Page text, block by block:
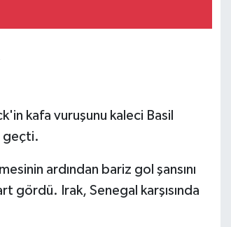
kafa vuruşunu kaleci Basil
geçti.
ardından bariz gol şansını
gördü. Irak, Senegal karşısında